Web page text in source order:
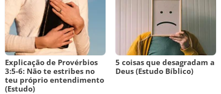
Explicação de Provérbios
3:5-6: Não te estribes no
teu próprio entendimento
(Estudo)
5 coisas que desagradam a
Deus (Estudo Bíblico)